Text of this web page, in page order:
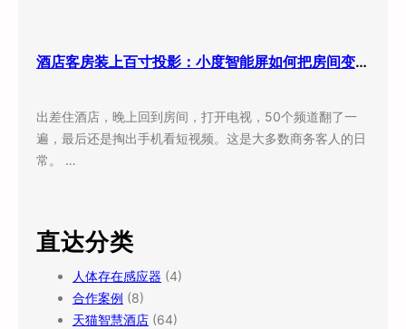
酒店客房装上百寸投影：小度智能屏如何把房间变成”第三空间”
出差住酒店，晚上回到房间，打开电视，50个频道翻了一
遍，最后还是掏出手机看短视频。这是大多数商务客人的日
常。 …
直达分类
人体存在感应器 (4)
合作案例 (8)
天猫智慧酒店 (64)